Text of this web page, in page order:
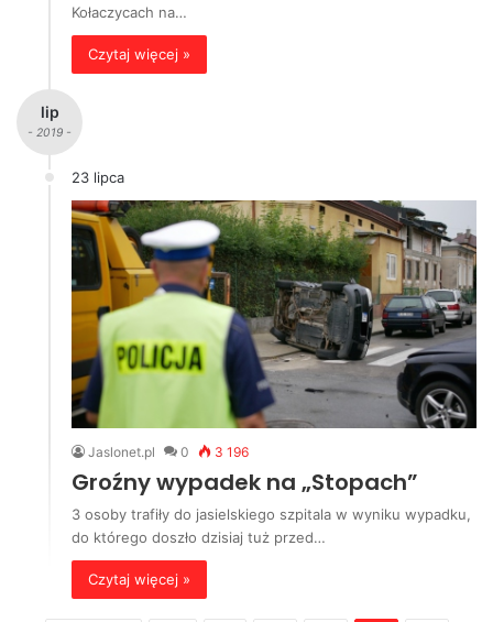
Kołaczycach na…
Czytaj więcej »
lip
- 2019 -
23 lipca
Jaslonet.pl 0 3 196
Groźny wypadek na „Stopach”
3 osoby trafiły do jasielskiego szpitala w wyniku wypadku,
do którego doszło dzisiaj tuż przed…
Czytaj więcej »